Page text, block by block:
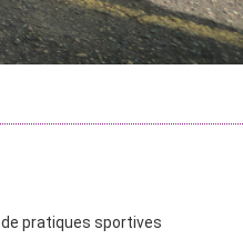
pratiques sportives